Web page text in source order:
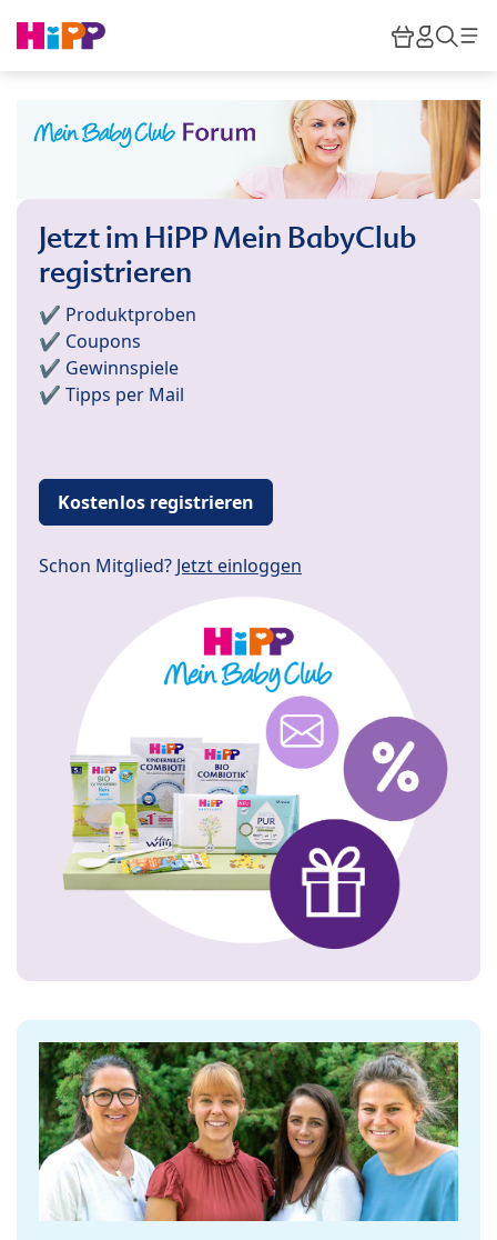
HiPP
Jetzt im HiPP Mein BabyClub
registrieren
✔️ Produktproben
✔️ Coupons
✔️ Gewinnspiele
✔️ Tipps per Mail
Kostenlos registrieren
Schon Mitglied? Jetzt einloggen